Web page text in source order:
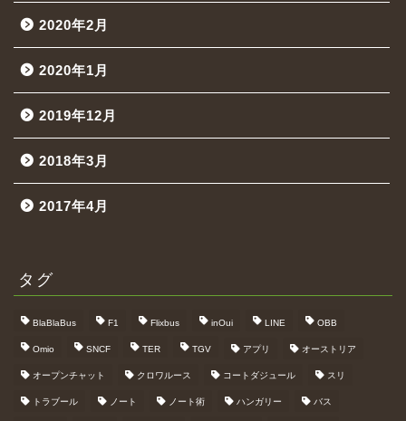
2020年2月
2020年1月
2019年12月
2018年3月
2017年4月
タグ
BlaBlaBus F1 Flixbus inOui LINE OBB
Omio SNCF TER TGV アプリ オーストリア
オープンチャット クロワルース コートダジュール スリ
トラブール ノート ノート術 ハンガリー バス